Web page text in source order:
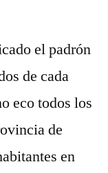
el padrón
de cada
eco todos los
de
en